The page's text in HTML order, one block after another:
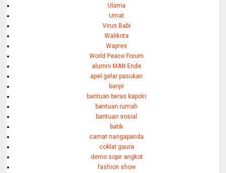
Ulama
Umat
Virus Babi
Walikota
Wapres
World Peace Forum
alumni MAN Ende
apel gelar pasukan
banjir
bantuan beras kapolri
bantuan rumah
bantuan sosial
batik
camat nangapanda
coklat gaura
demo sopir angkot
fashion show